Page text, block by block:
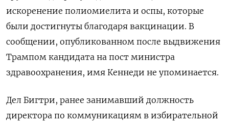
искоренение полиомиелита и оспы, которые
были достигнуты благодаря вакцинации. В
сообщении, опубликованном после выдвижения
Трампом кандидата на пост министра
здравоохранения, имя Кеннеди не упоминается.
Дел Бигтри, ранее занимавший должность
директора по коммуникациям в избирательной